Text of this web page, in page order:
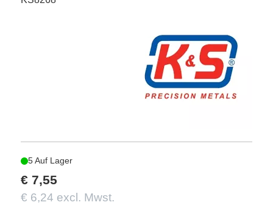
5 Auf Lager
€ 7,55
€ 6,24 excl. Mwst.